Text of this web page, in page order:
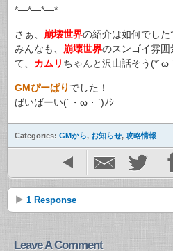
*—*—*—*
さぁ、 崩壊世界の紹介は如何でした
みんなも、
崩壊世界のスンゴイ雰囲
て、 カムリ ちゃんと沢山話そう(*´ω
GMぴーぱり でした！
ばいばーい(´・ω・`)ﾉｼ
Categories: GMから, お知らせ, 攻略情報
1 Response
Leave A Comment